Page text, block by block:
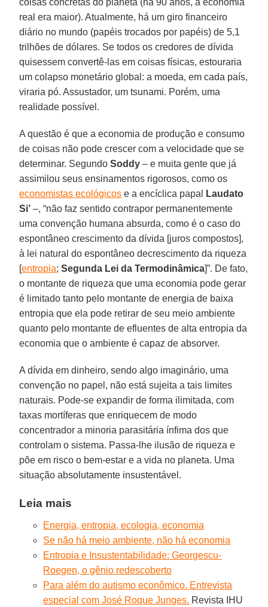
real era maior). Atualmente, há um giro financeiro
diário no mundo (papéis trocados por papéis) de 5,1
trilhões de dólares. Se todos os credores de dívida
quisessem convertê-las em coisas físicas, estouraria
um colapso monetário global: a moeda, em cada país,
viraria pó. Assustador, um tsunami. Porém, uma
realidade possível.
A questão é que a economia de produção e consumo
de coisas não pode crescer com a velocidade que se
determinar. SegundoSoddy – e muita gente que já
assimilou seus ensinamentos rigorosos, como os
economistas ecológicos e a encíclica papal
Laudato
Si’ –, “não faz sentido contrapor permanentemente
uma convenção humana absurda, como é o caso do
espontâneo crescimento da dívida [juros compostos],
à lei natural do espontâneo decrescimento da riqueza
[entropia;Segunda Lei da Termodinâmica]”. De fato,
o montante de riqueza que uma economia pode gerar
é limitado tanto pelo montante de energia de baixa
entropia que ela pode retirar de seu meio ambiente
quanto pelo montante de efluentes de alta entropia da
economia que o ambiente é capaz de absorver.
A dívida em dinheiro, sendo algo imaginário, uma
convenção no papel, não está sujeita a tais limites
naturais. Pode-se expandir de forma ilimitada, com
taxas mortíferas que enriquecem de modo
concentrador a minoria parasitária ínfima dos que
controlam o sistema. Passa-lhe ilusão de riqueza e
põe em risco o bem-estar e a vida no planeta. Uma
situação absolutamente insustentável.
Leia mais
Energia, entropia, ecologia, economia
Se não há meio ambiente, não há economia
Entropia e Insustentabilidade: Georgescu-
Roegen, o gênio redescoberto
Para além do autismo econômico. Entrevista
especial com José Roque Junges. Revista IHU